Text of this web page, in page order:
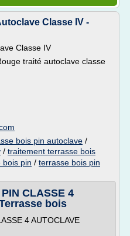
Classe IV -
Classe IV
traité autoclave classe
bois pin autoclave /
/ traitement terrasse bois
bois pin / terrasse bois pin
CLASSE 4
bois
4 AUTOCLAVE